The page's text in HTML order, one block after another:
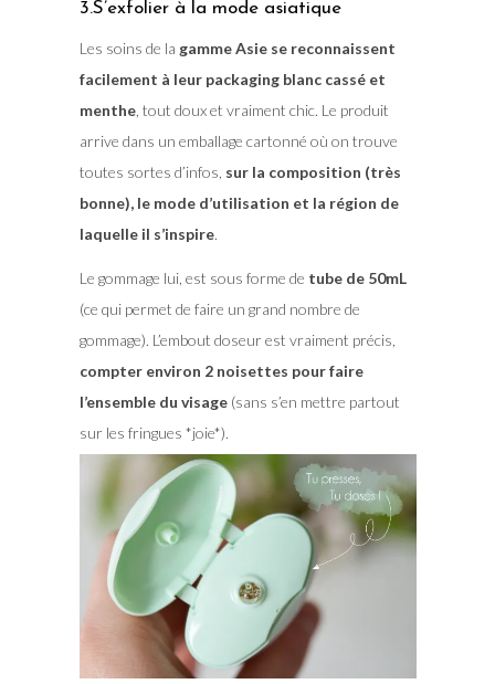
3.S’exfolier à la mode asiatique
Les soins de la gamme Asie se reconnaissent
facilement à leur packaging blanc cassé et
menthe, tout doux et vraiment chic. Le produit
arrive dans un emballage cartonné où on trouve
toutes sortes d’infos, sur la composition (très
bonne), le mode d’utilisation et la région de
laquelle il s’inspire.
Le gommage lui, est sous forme de tube de 50mL
(ce qui permet de faire un grand nombre de
gommage). L’embout doseur est vraiment précis,
compter environ 2 noisettes pour faire
l’ensemble du visage(sans s’en mettre partout
sur les fringues *joie*).